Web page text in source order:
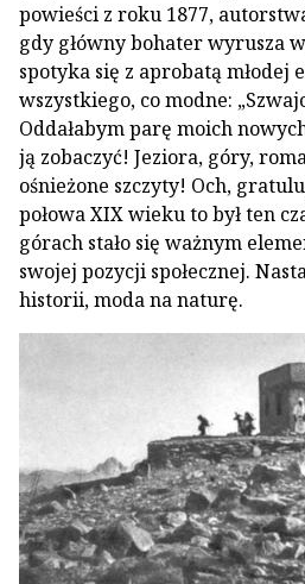
powieści z roku 1877,
gdy główny bohater wyrusza
spotyka się z aprobatą młodej
wszystkiego, co modne:
Oddałabym parę moich
ją zobaczyć! Jeziora, góry,
ośnieżone szczyty! Och,
połowa XIX wieku to był ten
górach stało się ważnym
swojej pozycji społecznej.
historii, moda na naturę.